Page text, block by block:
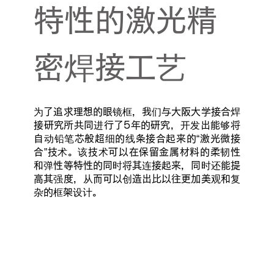
特性的激光精
密焊接工艺
为了追求理想的眼镜框，我们与大阪大学接合焊
接研究所共同进行了5年的研究，开发出能够将
自动铅笔芯般超细的线条接合起来的“激光微接
合”技术。该技术可以在保留金属材料的柔韧性
和弹性等特性的同时将其连接起来，同时还能提
高其强度，从而可以创造出比以往更加美观和复
杂的框架设计。